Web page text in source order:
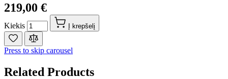
219,00 €
Kiekis Į krepšelį
Press to skip carousel
Related Products